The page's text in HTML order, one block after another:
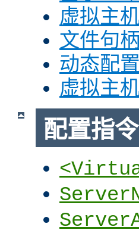
虚拟主
文件句
动态配
虚拟主
配置指令